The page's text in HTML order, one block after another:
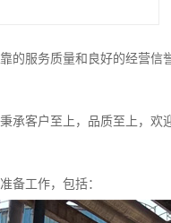
的服务质量和良好的经营
承客户至上，品质至上，欢
备工作，包括：